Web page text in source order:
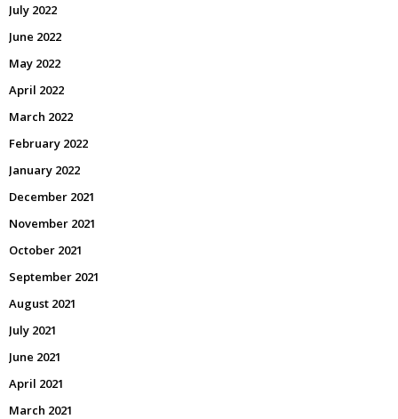
July 2022
June 2022
May 2022
April 2022
March 2022
February 2022
January 2022
December 2021
November 2021
October 2021
September 2021
August 2021
July 2021
June 2021
April 2021
March 2021